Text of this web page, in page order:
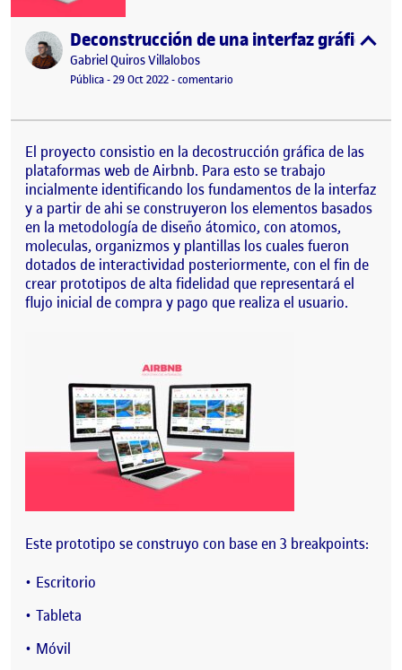
Publicado porDeconstrucción de una interfaz gráfica
Publicado por
Gabriel Quiros Villalobos
Visibilidad:
Pública-Fecha de publicación
29 Oct 202229 octubre, 2022 7:02 pm
-comentario
El proyecto consistio en la decostrucción gráfica de las
plataformas web de Airbnb. Para esto se trabajo
incialmente identificando los fundamentos de la interfaz
y a partir de ahi se construyeron los elementos basados
en la metodología de diseño átomico, con atomos,
moleculas, organizmos y plantillas los cuales fueron
dotados de interactividad posteriormente, con el fin de
crear prototipos de alta fidelidad que representará el
flujo inicial de compra y pago que realiza el usuario.
Este prototipo se construyo con base en 3 breakpoints:
Escritorio
Tableta
Móvil